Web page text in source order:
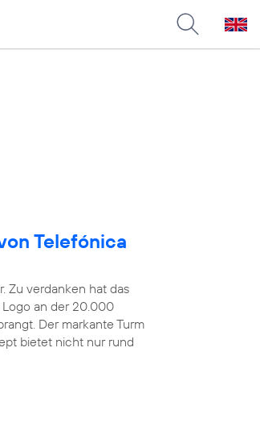
Telefónica
Zu verdanken hat das
Logo an der 20.000
Der markante Turm
bietet nicht nur rund